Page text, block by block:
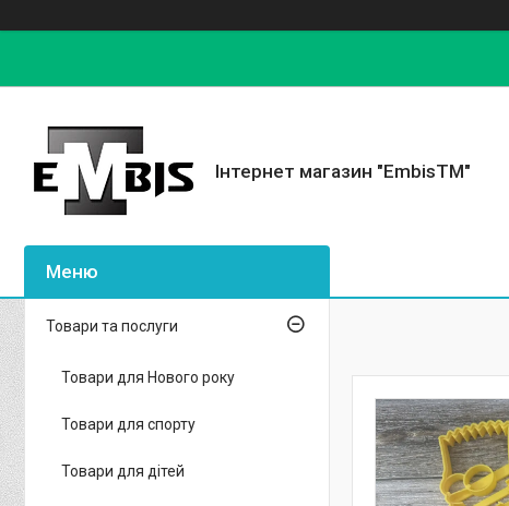
Інтернет магазин "EmbisTM"
Товари та послуги
Товари для Нового року
Товари для спорту
Товари для дітей